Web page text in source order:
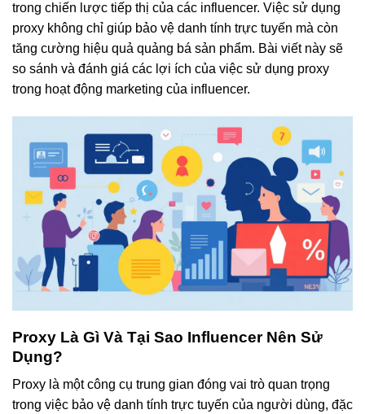
trong chiến lược tiếp thị của các influencer. Việc sử dụng
proxy không chỉ giúp bảo vệ danh tính trực tuyến mà còn
tăng cường hiệu quả quảng bá sản phẩm. Bài viết này sẽ
so sánh và đánh giá các lợi ích của việc sử dụng proxy
trong hoạt động marketing của influencer.
Proxy Là Gì Và Tại Sao Influencer Nên Sử
Dụng?
Proxy là một công cụ trung gian đóng vai trò quan trọng
trong việc bảo vệ danh tính trực tuyến của người dùng, đặc